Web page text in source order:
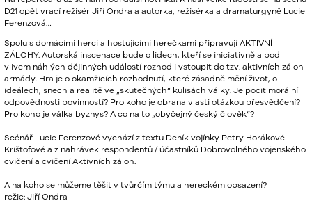
D21 opět vrací režisér Jiří Ondra a autorka, režisérka a dramaturgyně Lucie
Ferenzová…
Spolu s domácími herci a hostujícími herečkami připravují AKTIVNÍ
ZÁLOHY. Autorská inscenace bude o lidech, kteří se iniciativně a pod
vlivem náhlých dějinných událostí rozhodli vstoupit do tzv. aktivních záloh
armády. Hra je o okamžicích rozhodnutí, které zásadně mění život, o
ideálech, snech a realitě ve „skutečných“ kulisách války. Je pocit morální
odpovědnosti povinností? Pro koho je obrana vlasti otázkou přesvědčení?
Pro koho je válka byznys? A co na to „obyčejný český člověk“?
Scénář Lucie Ferenzové vychází z textu Deník vojínky Petry Horákové
Krištofové a z nahrávek respondentů / účastníků Dobrovolného vojenského
cvičení a cvičení Aktivních záloh.
A na koho se můžeme těšit v tvůrčím týmu a hereckém obsazení?
režie: Jiří Ondra